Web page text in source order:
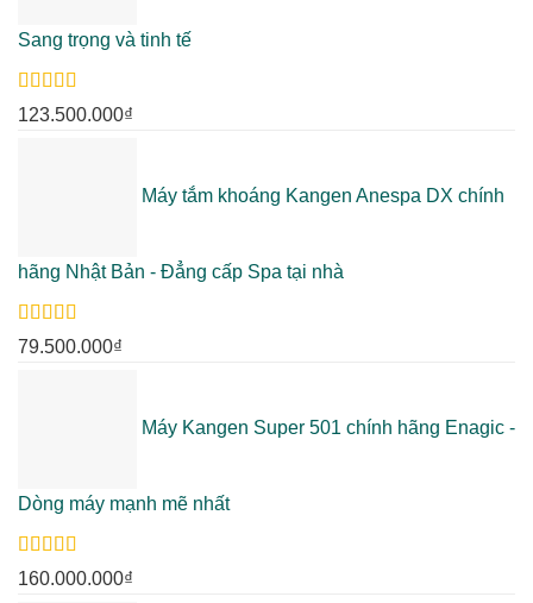
Sang trọng và tinh tế
Rated5.00
out of 5
123.500.000₫
Máy tắm khoáng Kangen Anespa DX chính
hãng Nhật Bản - Đẳng cấp Spa tại nhà
Rated5.00
out of 5
79.500.000₫
Máy Kangen Super 501 chính hãng Enagic -
Dòng máy mạnh mẽ nhất
Rated5.00
out of 5
160.000.000₫